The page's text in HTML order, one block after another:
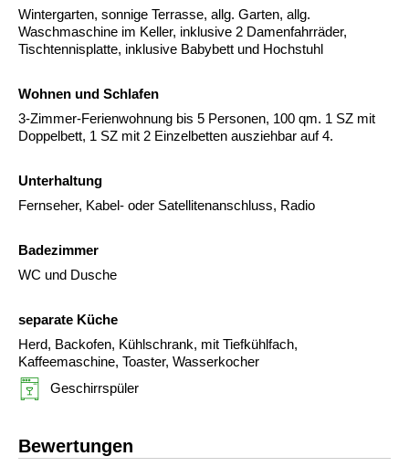
Wintergarten, sonnige Terrasse, allg. Garten, allg.
Waschmaschine im Keller, inklusive 2 Damenfahrräder,
Tischtennisplatte, inklusive Babybett und Hochstuhl
Wohnen und Schlafen
3-Zimmer-Ferienwohnung bis 5 Personen, 100 qm. 1 SZ mit
Doppelbett, 1 SZ mit 2 Einzelbetten ausziehbar auf 4.
Unterhaltung
Fernseher, Kabel- oder Satellitenanschluss, Radio
Badezimmer
WC und Dusche
separate Küche
Herd, Backofen, Kühlschrank, mit Tiefkühlfach,
Kaffeemaschine, Toaster, Wasserkocher
Geschirrspüler
Bewertungen